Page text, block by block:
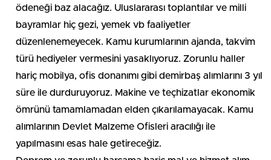
ödeneği baz alacağız. Uluslararası toplantılar ve milli
bayramlar hiç gezi, yemek vb faaliyetler
düzenlenemeyecek. Kamu kurumlarının ajanda, takvim
türü hediyeler vermesini yasaklıyoruz. Zorunlu haller
hariç mobilya, ofis donanımı gibi demirbaş alımlarını 3 yıl
süre ile durduruyoruz. Makine ve teçhizatlar ekonomik
ömrünü tamamlamadan elden çıkarılamayacak. Kamu
alımlarının Devlet Malzeme Ofisleri aracılığı ile
yapılmasını esas hale getireceğiz.